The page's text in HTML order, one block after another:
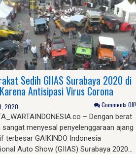
Sedih GIIAS Surabaya 2020 di
Antisipasi Virus Corona
2020 Comments Off!
– Dengan berat
sangat menyesal penyelenggaraan ajang
terbesar GAIKINDO Indonesia
Auto Show (GIIAS) Surabaya 2020…